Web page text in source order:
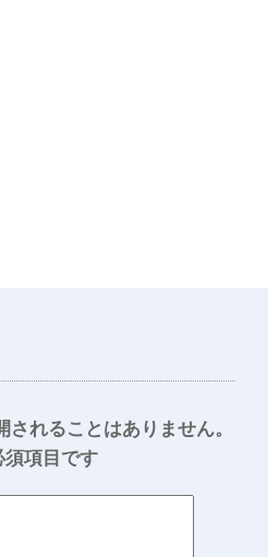
れることはありません。
須項目です